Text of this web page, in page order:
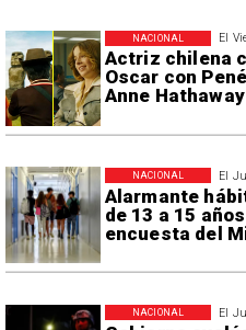
El
Actriz chilena
Oscar con
Anne Hathaway
NACIONAL
El
Alarmante
de 13 a 15
encuesta del
NACIONAL
El
NACIONAL